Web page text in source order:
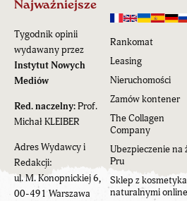
Najważniejsze
Tygodnik opinii
wydawany przez
Instytut Nowych
Mediów
Red. naczelny:Prof.
Michał KLEIBER
Adres Wydawcy i
Redakcji:
ul. M. Konopnickiej 6,
00-491 Warszawa
Rankomat
Leasing
Nieruchomości
Zamów kontener
The Collagen
Company
Ubezpieczenie na
Pru
Sklep z
naturalnymi online